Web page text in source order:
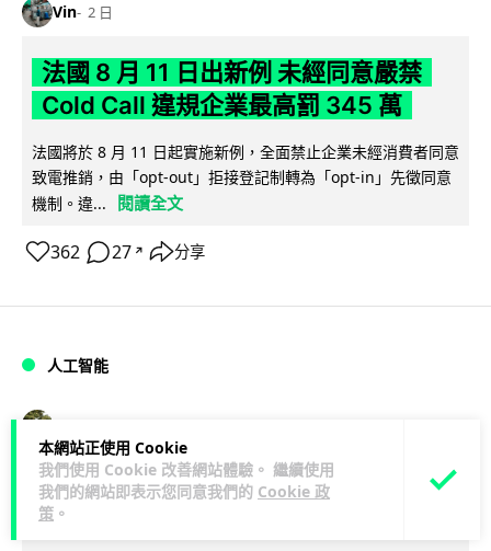
本網站正使用 Cookie
我們使用 Cookie 改善網站體驗。 繼續使用
我們的網站即表示您同意我們的 Cookie 政
策 。
Vin 2 日
法國 8 月 11 日出新例 未經同意嚴禁
Cold Call 違規企業最高罰 345 萬
法國將於 8 月 11 日起實施新例，全面禁止企業未經消費者同意
致電推銷，由「opt-out」拒接登記制轉為「opt-in」先徵同意
機制。違...
閱讀全文
362 27 ↗ 分享
人工智能
華為科學家警告 NVIDIA 已近物理極限
華為「韜定律」可繞過摩爾定律瓶頸